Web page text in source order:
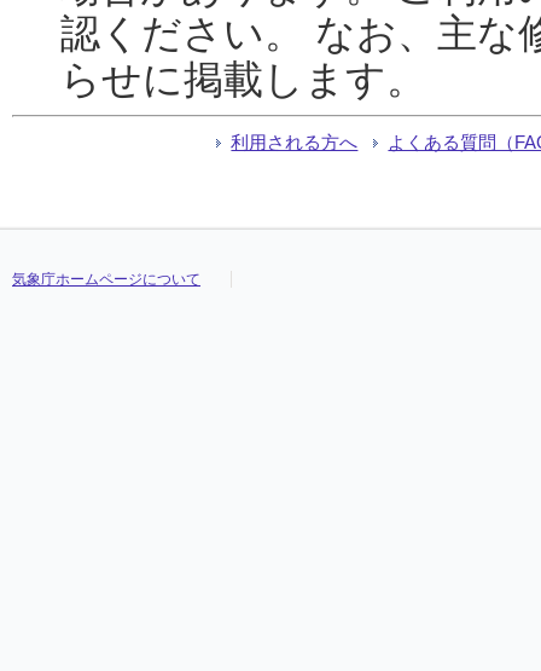
認ください。 なお、主な
らせに掲載します。
利用される方へ よくある質問（
気象庁ホームページについて